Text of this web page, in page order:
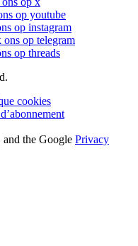
op youtube
op instagram
ons op telegram
op threads
cookies
the Google Privacy